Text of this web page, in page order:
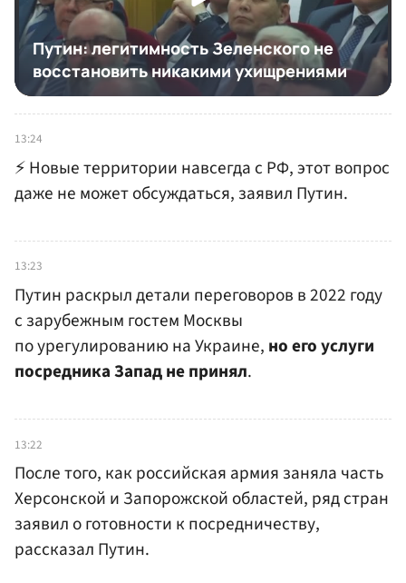
13:24
⚡️ Новые территории навсегда с РФ, этот вопрос
даже не может обсуждаться, заявил Путин.
13:23
Путин раскрыл детали переговоров в 2022 году
с зарубежным гостем Москвы
по урегулированию на Украине, но его услуги
посредника Запад не принял.
13:22
После того, как российская армия заняла часть
Херсонской и Запорожской областей, ряд стран
заявил о готовности к посредничеству,
рассказал Путин.